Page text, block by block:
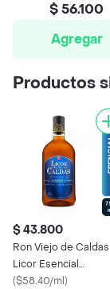
$ 56.100
Agregar
Productos
$ 43.800
Ron Viejo de Caldas
Licor Esencial
Colombia 750 mL
($58.40/ml)